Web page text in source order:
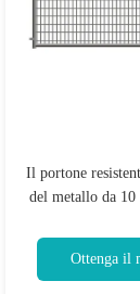
Il portone
del metallo da
Ottenga il